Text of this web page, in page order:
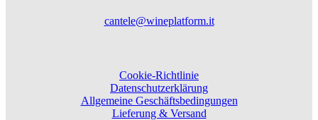
cantele@wineplatform.it
Cookie-Richtlinie
Datenschutzerklärung
Allgemeine Geschäftsbedingungen
Lieferung & Versand